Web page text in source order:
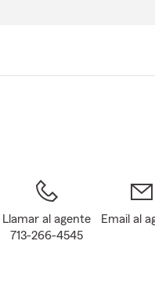
Llamar al agente
713-266-4545
Email al